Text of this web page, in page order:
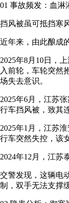
01 事故频发：血淋
挡风被虽可抵挡寒
近年来，由此酿成
2025年8月10日，
入前轮，车轮突然
场失去意识。
2025年6月，江苏
行车挡风被，致其
2025年1月，江苏
行车突然失控，该
2024年12月，江苏
交警发现，这辆电
制，双手无法支撑